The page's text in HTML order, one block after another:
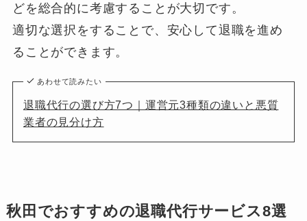
どを総合的に考慮することが大切です。
適切な選択をすることで、安心して退職を進め
ることができます。
あわせて読みたい
退職代行の選び方7つ｜運営元3種類の違いと悪質
業者の見分け方
秋田でおすすめの退職代行サービス8選